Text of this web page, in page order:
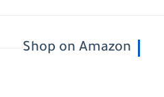
Shop on Amazon